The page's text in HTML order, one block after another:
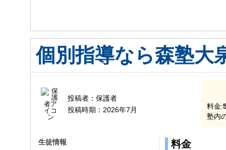
個別指導なら森塾大
投稿者： 保護者
投稿時期： 2026年7月 料金:
塾内
生徒情報 料金